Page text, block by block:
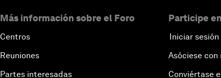
Más información sobre el Foro
Centros
Reuniones
Partes interesadas
Participe
Iniciar sesión
Asóciese con
Conviértase